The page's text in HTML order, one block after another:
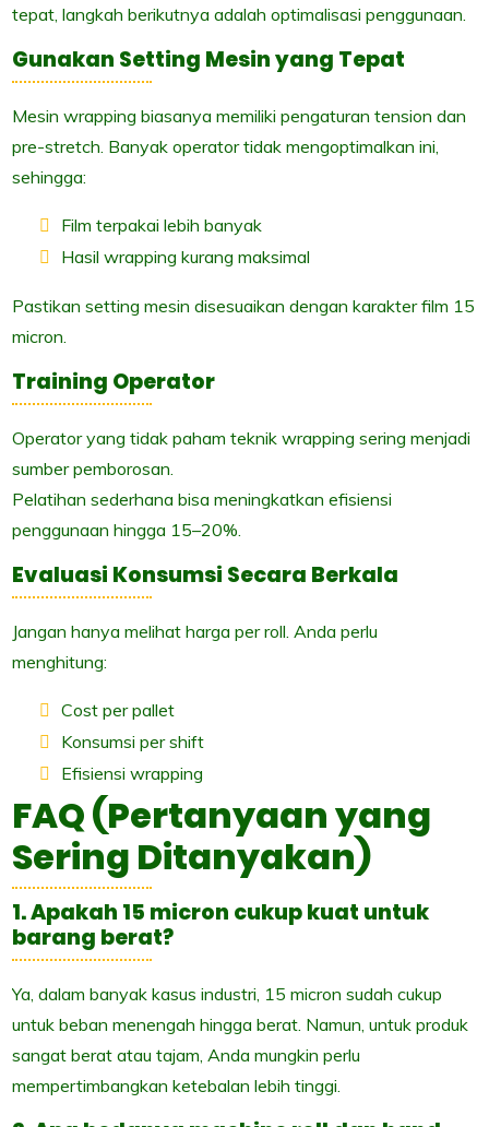
tepat, langkah berikutnya adalah optimalisasi penggunaan.
Gunakan Setting Mesin yang Tepat
Mesin wrapping biasanya memiliki pengaturan tension dan
pre-stretch. Banyak operator tidak mengoptimalkan ini,
sehingga:
Film terpakai lebih banyak
Hasil wrapping kurang maksimal
Pastikan setting mesin disesuaikan dengan karakter film 15
micron.
Training Operator
Operator yang tidak paham teknik wrapping sering menjadi
sumber pemborosan.
Pelatihan sederhana bisa meningkatkan efisiensi
penggunaan hingga 15–20%.
Evaluasi Konsumsi Secara Berkala
Jangan hanya melihat harga per roll. Anda perlu
menghitung:
Cost per pallet
Konsumsi per shift
Efisiensi wrapping
FAQ (Pertanyaan yang
Sering Ditanyakan)
1. Apakah 15 micron cukup kuat untuk
barang berat?
Ya, dalam banyak kasus industri, 15 micron sudah cukup
untuk beban menengah hingga berat. Namun, untuk produk
sangat berat atau tajam, Anda mungkin perlu
mempertimbangkan ketebalan lebih tinggi.